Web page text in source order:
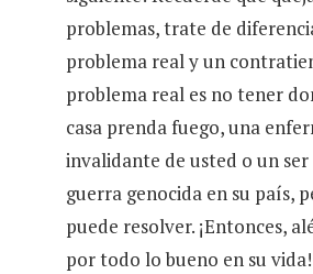
problemas, trate de
problema real y un
problema real es no tener
casa prenda fuego, una
invalidante de usted o un
guerra genocida en su país,
puede resolver. ¡Entonces,
por todo lo bueno en su